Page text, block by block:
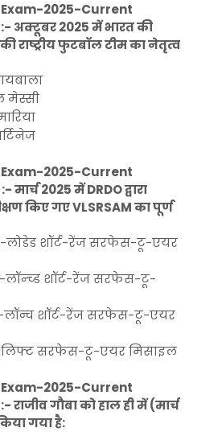
2025-Current
अक्टूबर 2025 में भारत की
की राष्ट्रीय फुटबॉल टीम का नेतृत्व
मेस्सी
2025-Current
2025 में DRDO द्वारा
किए गए VLSRSAM का पूर्ण
लोडेड शॉर्ट-रेंज सरफेस-टू-एयर
शॉर्ट-रेंज सरफेस-टू-
शॉर्ट-रेंज सरफेस-टू-एयर
लिफ्ट सरफेस-टू-एयर मिसाइल
2025-Current
गौबा को हाल ही में (मार्च
गया है: